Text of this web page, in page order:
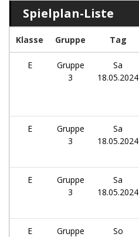
Spielplan-Liste
Klasse Gruppe Tag
E
Gruppe
3
Sa
18.05.2024
E
Gruppe
3
Sa
18.05.2024
E
Gruppe
3
Sa
18.05.2024
E
Gruppe
So